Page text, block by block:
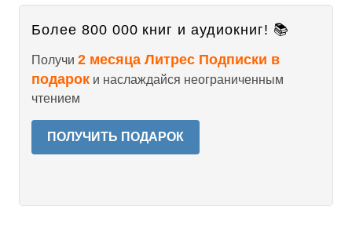
Более 800 000 книг и аудиокниг! 📚
Получи 2 месяца Литрес Подписки в
подарок и наслаждайся неограниченным
чтением
ПОЛУЧИТЬ ПОДАРОК